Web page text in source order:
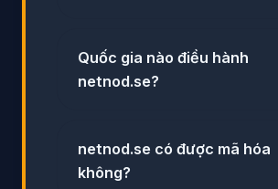
Quốc gia nào điều hành
netnod.se?
netnod.se có được mã hóa
không?